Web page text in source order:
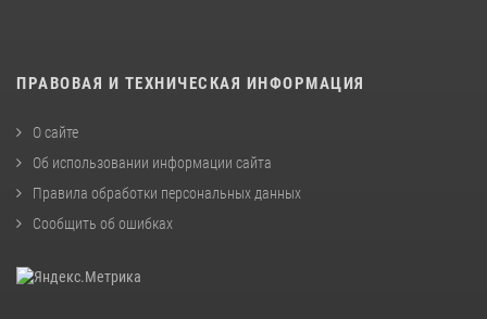
ПРАВОВАЯ И ТЕХНИЧЕСКАЯ ИНФОРМАЦИЯ
О сайте
Об использовании информации сайта
Правила обработки персональных данных
Сообщить об ошибках